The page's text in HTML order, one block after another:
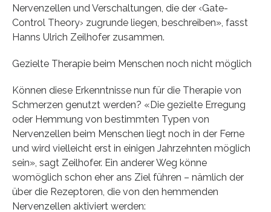
Nervenzellen und Verschaltungen, die der ‹Gate-
Control Theory› zugrunde liegen, beschreiben», fasst
Hanns Ulrich Zeilhofer zusammen.
Gezielte Therapie beim Menschen noch nicht möglich
Können diese Erkenntnisse nun für die Therapie von
Schmerzen genutzt werden? «Die gezielte Erregung
oder Hemmung von bestimmten Typen von
Nervenzellen beim Menschen liegt noch in der Ferne
und wird vielleicht erst in einigen Jahrzehnten möglich
sein», sagt Zeilhofer. Ein anderer Weg könne
womöglich schon eher ans Ziel führen – nämlich der
über die Rezeptoren, die von den hemmenden
Nervenzellen aktiviert werden: